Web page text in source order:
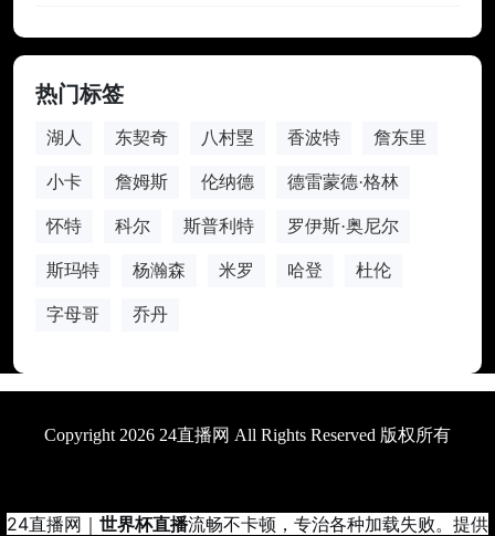
热门标签
湖人 东契奇 八村塁 香波特 詹东里
小卡 詹姆斯 伦纳德 德雷蒙德·格林
怀特 科尔 斯普利特 罗伊斯·奥尼尔
斯玛特 杨瀚森 米罗 哈登 杜伦
字母哥 乔丹
Copyright 2026 24直播网 All Rights Reserved 版权所有
24直播网｜ 世界杯直播流畅不卡顿，专治各种加载失败。提供